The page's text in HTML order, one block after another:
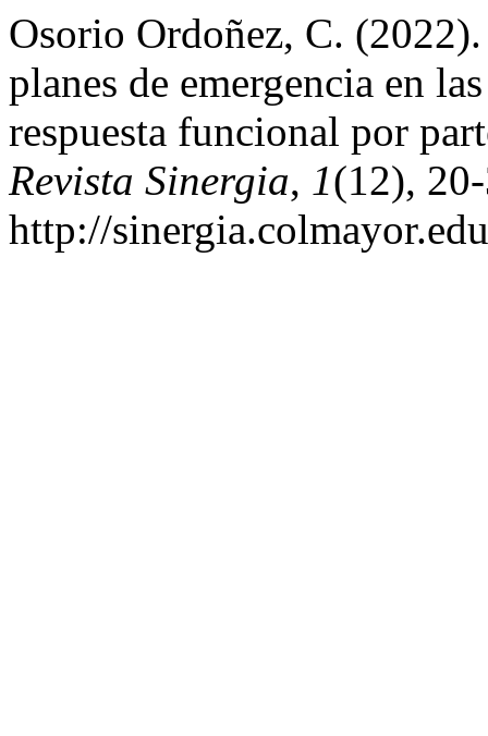
Osorio Ordoñez, C.
planes de emergencia en
respuesta funcional por
Revista Sinergia, 1(12),
http://